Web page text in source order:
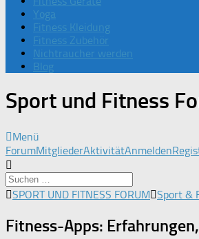
Yoga
Fitness Kleidung
Fitness Zubehör
Nichtraucher werden
Blog
Sport und Fitness
Menü
Forum-
Navigation
ForumMitgliederAktivitätAnmelden
Forum-
-
Du
SPORT UND FITNESS FORUM Sport &
Fitness-Apps: